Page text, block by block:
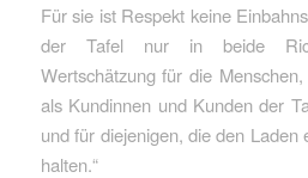
Für sie ist Respekt keine
der Tafel nur in beide
Wertschätzung für die
als Kundinnen und Kunden der
und für diejenigen, die den Laden
halten.“